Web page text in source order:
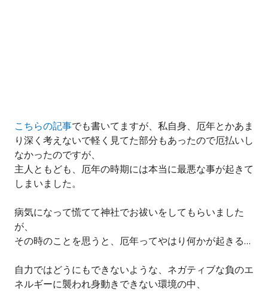
こちらの記事でも書いてますが、私自身、厄年とかあま
り深く考えないで軽く見てた部分もあったので厄払いし
なかったのですが、
主人ともども、厄年の時期には本当に最悪な事が起きて
しまいました。
病気になって慌てて神社でお祓いをしてもらいました
が、
その時のことを思うと、厄年ってやはり何かが起きる…
自力ではどうにもできないような、ネガティブな負のエ
ネルギーに襲われ身動きできない環境の中、